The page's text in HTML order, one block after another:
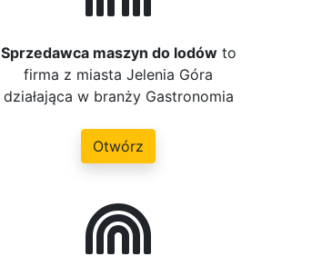
Sprzedawca maszyn do lodówto
firma z miasta Jelenia Góra
działająca w branży Gastronomia
Otwórz